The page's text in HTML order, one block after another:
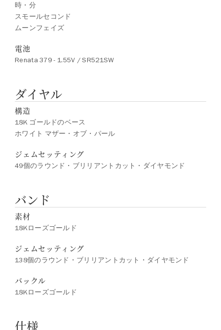
時・分
スモールセコンド
ムーンフェイズ
電池
Renata 379 - 1.55V / SR521SW
ダイヤル
構造
18K ゴールドのベース
ホワイト マザー・オブ・パール
ジェムセッティング
49個のラウンド・ブリリアントカット・ダイヤモンド
バンド
素材
18Kローズゴールド
ジェムセッティング
138個のラウンド・ブリリアントカット・ダイヤモンド
バックル
18Kローズゴールド
仕様